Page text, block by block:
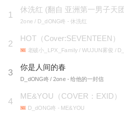
1
休洗红 (翻自 亚洲第一男子天团
2one / D_dONG咚 - 休洗红
2
HOT（Cover:SEVENTEEN）
老破小_LPX_Family / WUJUN雾俊 /
3
你是人间的春
D_dONG咚 / 2one - 给他的一封信
4
ME&YOU（COVER：EXID）
D_dONG咚 - ME&YOU